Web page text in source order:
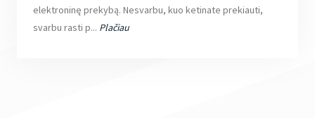
elektroninę prekybą. Nesvarbu, kuo ketinate prekiauti,
svarbu rasti p... Plačiau